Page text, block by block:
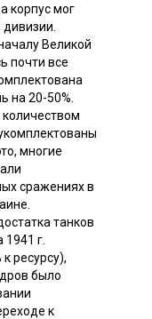
корпус мог
Великой
почти все
на 20-50%.
многие
сражениях в
танков
г.
ресурсу),
было
к